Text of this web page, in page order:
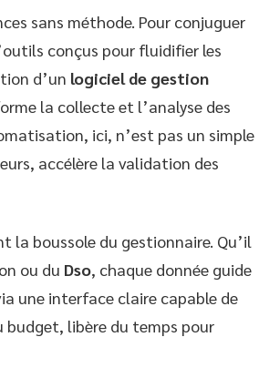
sans méthode. Pour conjuguer
conçus pour fluidifier les
d’un logiciel de gestion
la collecte et l’analyse des
ici, n’est pas un simple
accélère la validation des
la boussole du gestionnaire. Qu’il
ou du Dso, chaque donnée guide
une interface claire capable de
libère du temps pour